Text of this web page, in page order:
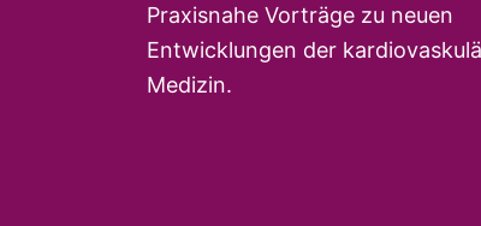
Praxisnahe Vorträge zu neuen
Entwicklungen der
Medizin.